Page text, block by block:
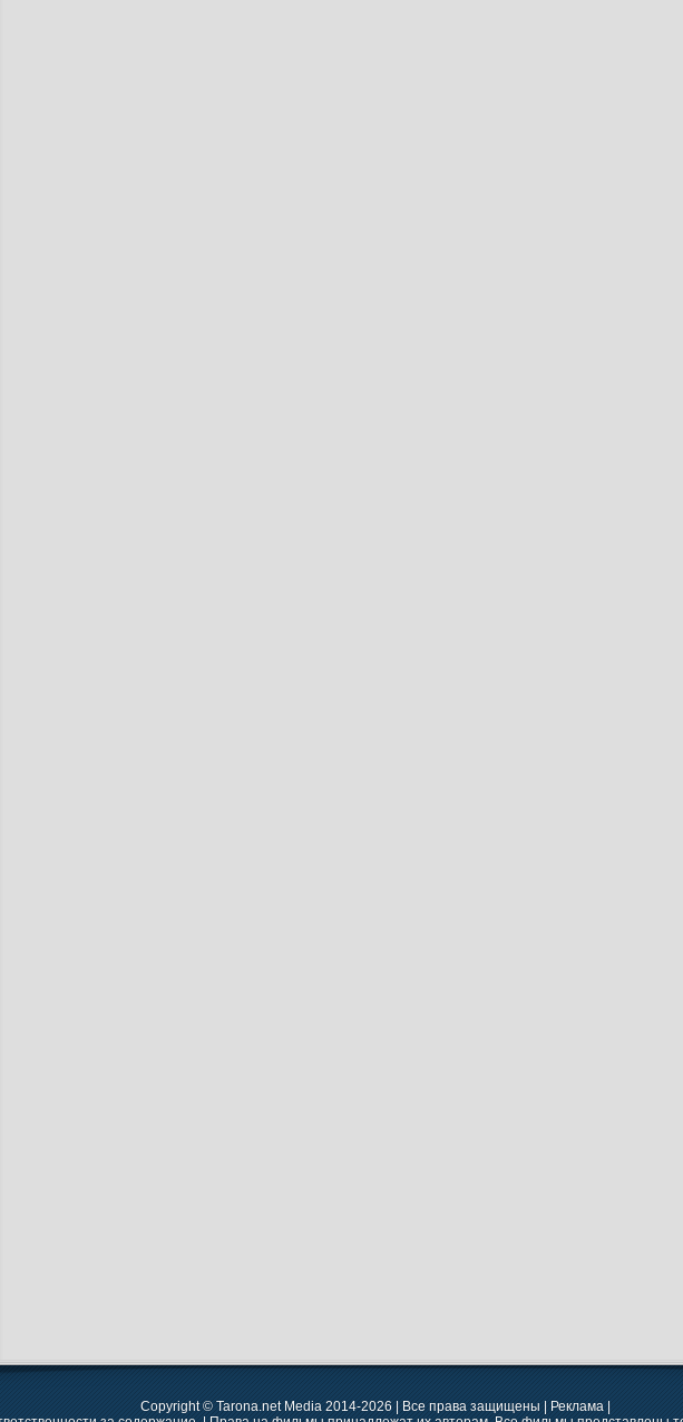
Copyright © Tarona.net Media 2014-2026 | Все права защищены | Реклама |